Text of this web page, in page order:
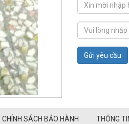
Gửi yêu cầu
CHÍNH SÁCH BẢO HÀNH THÔNG